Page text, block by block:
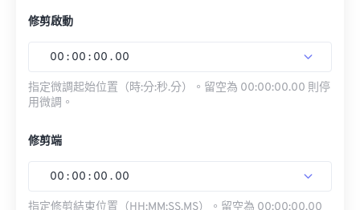
修剪啟動
00 : 00 : 00 . 00
指定微調起始位置（時:分:秒.分）。留空為 00:00:00.00 則停
用微調。
修剪端
00 : 00 : 00 . 00
指定修剪結束位置（HH:MM:SS.MS）。留空為 00:00:00.00